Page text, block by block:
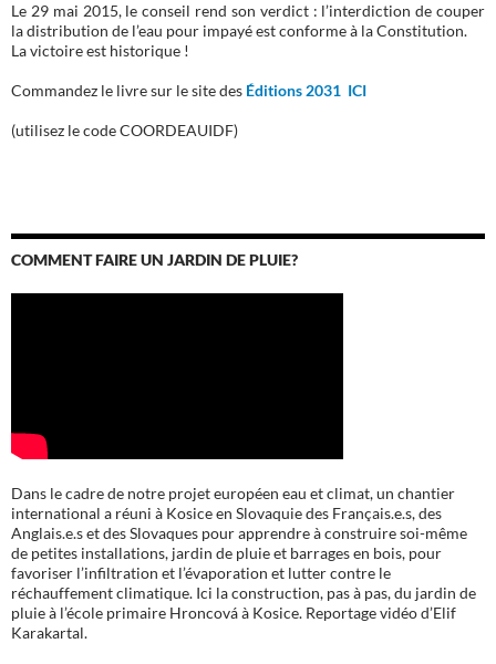
Le 29 mai 2015, le conseil rend son verdict : l’interdiction de couper
la distribution de l’eau pour impayé est conforme à la Constitution.
La victoire est historique !
Commandez le livre sur le site des Éditions 2031 ICI
(utilisez le code COORDEAUIDF)
COMMENT FAIRE UN JARDIN DE PLUIE?
Dans le cadre de notre projet européen eau et climat, un chantier
international a réuni à Kosice en Slovaquie des Français.e.s, des
Anglais.e.s et des Slovaques pour apprendre à construire soi-même
de petites installations, jardin de pluie et barrages en bois, pour
favoriser l’infiltration et l’évaporation et lutter contre le
réchauffement climatique. Ici la construction, pas à pas, du jardin de
pluie à l’école primaire Hroncová à Kosice. Reportage vidéo d’Elif
Karakartal.